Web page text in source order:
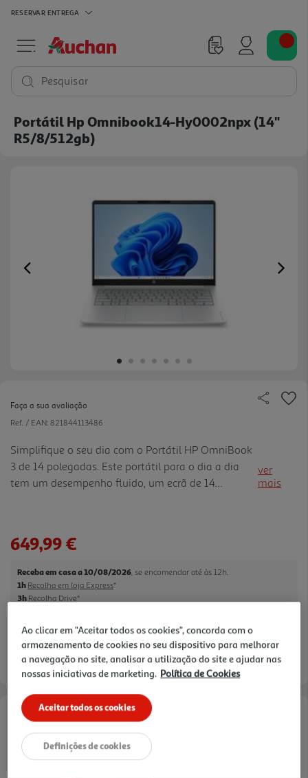
RESERVAR ENTREGA
Pesquisar
Portátil Hp Omnibook14-Hy0002npx (14"
R5/8/512gb)
Previous
Faça a sua avaliação
Ref. / EAN: 821844113486
Simplifique o seu dia com o Portátil HP OmniBook
3 de 14 polegadas. Este portátil para o dia a dia
tem um desempenho fluido, um ecrã de 14
mantém-se ligado, independentemente de onde os
ver
mais
649,99 €
Receba em casa a 10/08/2026 , se encomendar até às 12h.
1h Recolha em loja Express*
3h Recolha Drive*
consultar stock >.
Opções de Financiamento
Pague com o seu
Cartão Oney Auchan
Ao clicar em "Aceitar todos os cookies", concorda com o
armazenamento de cookies no seu dispositivo para melhorar
a navegação no site, analisar a utilização do site e ajudar nas
nossas iniciativas de marketing. Política de Cookies
Aceitar todos os cookies
Definições de cookies